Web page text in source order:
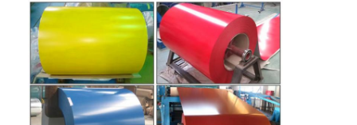
Cas
Demander un devis
Rouleau en aluminium